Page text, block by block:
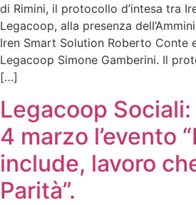
di Rimini, il protocollo d’intesa tra
Legacoop, alla presenza
Iren Smart Solution Roberto Conte
Legacoop Simone Gamberini. Il
[…]
Legacoop
4 marzo l’evento
include, lavoro
Parità”.